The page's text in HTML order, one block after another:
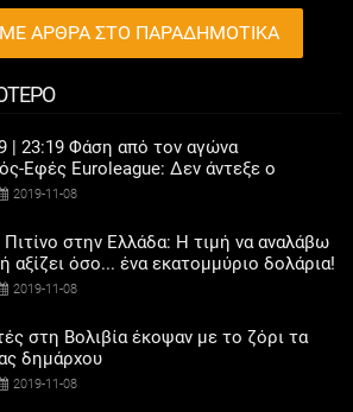
ΜΕ ΑΡΘΡΑ ΣΤΟ ΠΑΡΑΔΗΜΟΤΙΚΑ
| 23:19 Φάση από τον αγώνα
Εφές Euroleague: Δεν άντεξε ο
έχασε εύκολα (67-86) και από την
2019-11-08
στην Ελλάδα: Η τιμή να αναλάβω
αξίζει όσο... ένα εκατομμύριο δολάρια!
2019-11-08
στη Βολιβία έκοψαν με το ζόρι τα
δημάρχου
2019-11-08